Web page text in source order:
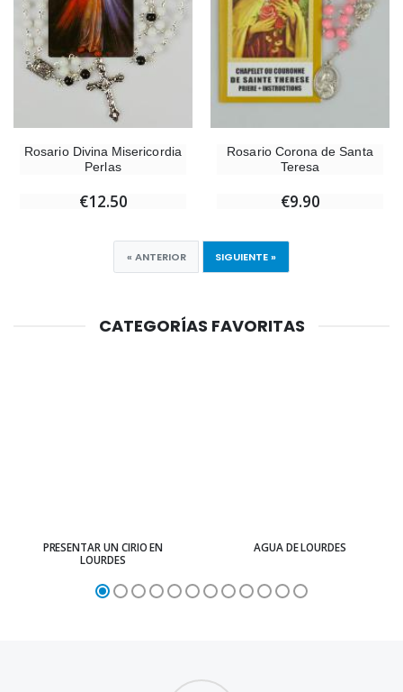
Rosario Divina Misericordia
Perlas
€12.50
Rosario Corona de Santa
Teresa
€9.90
« ANTERIOR SIGUIENTE »
CATEGORÍAS FAVORITAS
PRESENTAR UN CIRIO EN
LOURDES
AGUA DE LOURDES